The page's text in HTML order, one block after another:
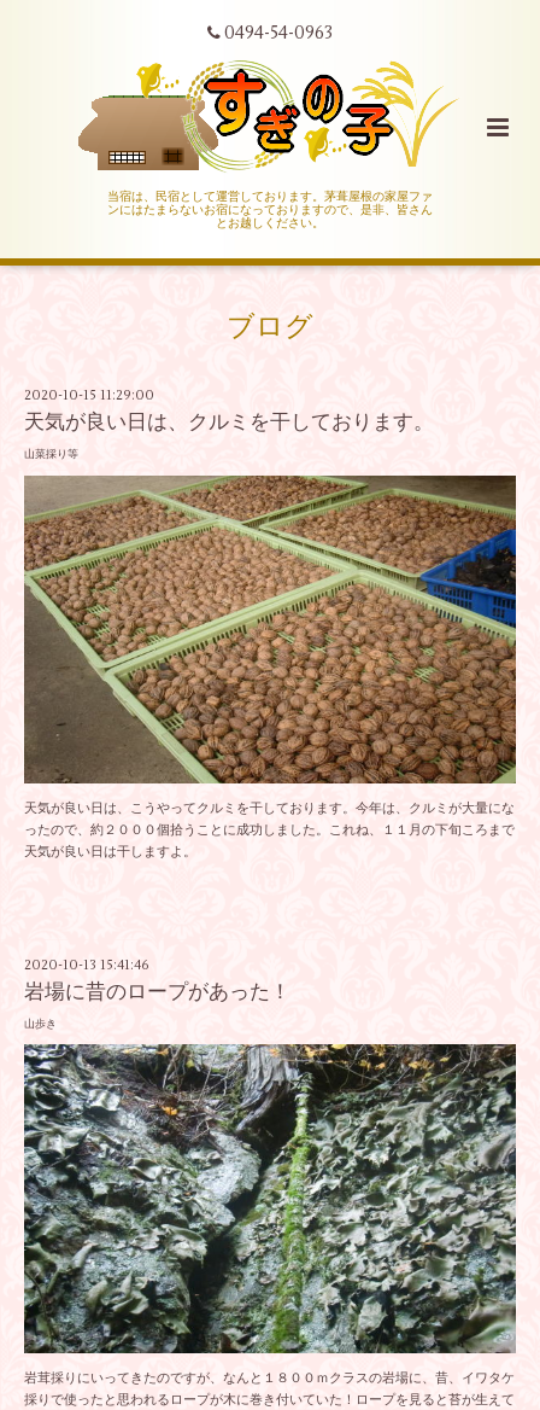
0494-54-0963
当宿は、民宿として運営しております。茅葺屋根の家屋ファ
ンにはたまらないお宿になっておりますので、是非、皆さん
とお越しください。
ブログ
2020-10-15 11:29:00
天気が良い日は、クルミを干しております。
山菜採り等
天気が良い日は、こうやってクルミを干しております。今年は、クルミが大量にな
ったので、約２０００個拾うことに成功しました。これね、１１月の下旬ころまで
天気が良い日は干しますよ。
2020-10-13 15:41:46
岩場に昔のロープがあった！
山歩き
岩茸採りにいってきたのですが、なんと１８００ｍクラスの岩場に、昔、イワタケ
採りで使ったと思われるロープが木に巻き付いていた！ロープを見ると苔が生えて